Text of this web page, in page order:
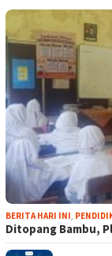
BERITA HARI INI,
Ditopang Bambu,